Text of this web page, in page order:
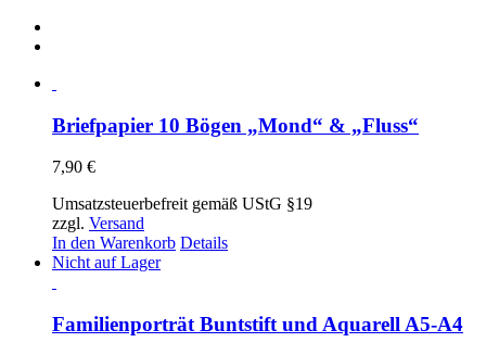
Briefpapier 10 Bögen „Mond“ & „Fluss“
7,90 €
Umsatzsteuerbefreit gemäß UStG §19
zzgl. Versand
In den Warenkorb Details
Nicht auf Lager
Familienporträt Buntstift und Aquarell A5-A4